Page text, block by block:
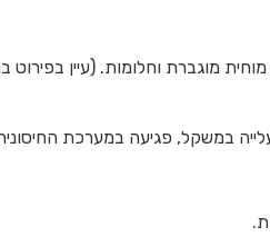
במשקל, פגיעה במערכת